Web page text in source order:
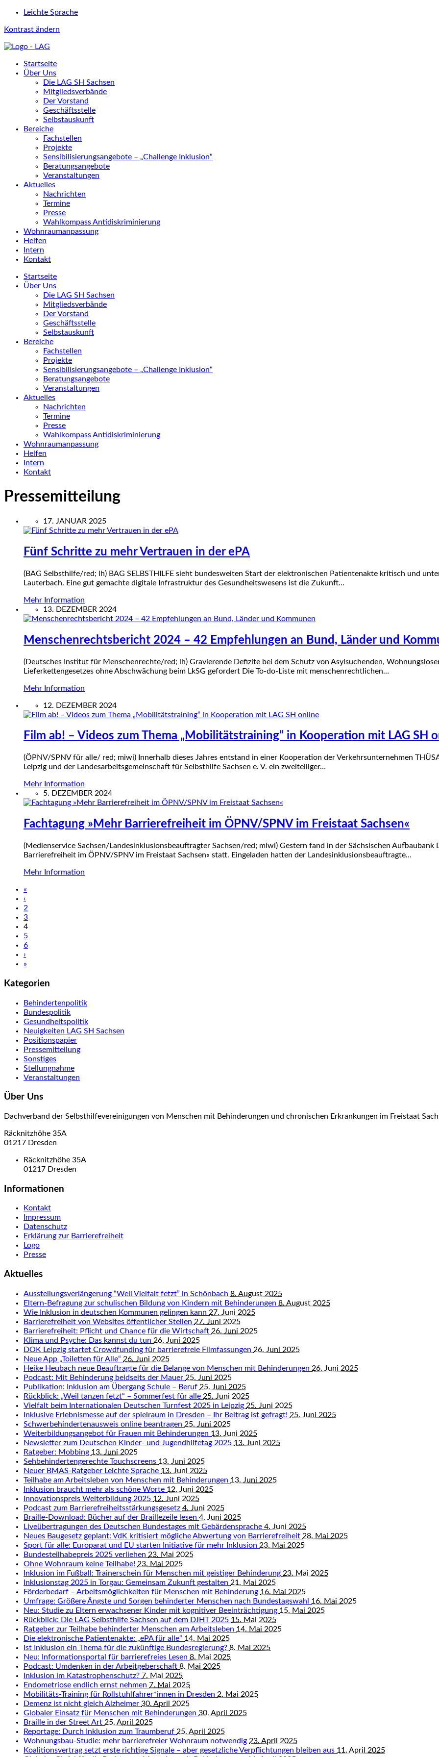
Leichte Sprache
Kontrast ändern
Startseite
Über Uns
Die LAG SH Sachsen
Mitgliedsverbände
Der Vorstand
Geschäftsstelle
Selbstauskunft
Bereiche
Fachstellen
Projekte
Sensibilisierungsangebote – „Challenge Inklusion“
Beratungsangebote
Veranstaltungen
Aktuelles
Nachrichten
Termine
Presse
Wahlkompass Antidiskriminierung
Wohnraumanpassung
Helfen
Intern
Kontakt
Startseite
Über Uns
Die LAG SH Sachsen
Mitgliedsverbände
Der Vorstand
Geschäftsstelle
Selbstauskunft
Bereiche
Fachstellen
Projekte
Sensibilisierungsangebote – „Challenge Inklusion“
Beratungsangebote
Veranstaltungen
Aktuelles
Nachrichten
Termine
Presse
Wahlkompass Antidiskriminierung
Wohnraumanpassung
Helfen
Intern
Kontakt
Pressemitteilung
17. JANUAR 2025
Fünf Schritte zu mehr Vertrauen in der ePA
(BAG Selbsthilfe/red; lh) BAG SELBSTHILFE sieht bundesweiten Start der elektronischen Patientenakte kritisch und
Lauterbach. Eine gut gemachte digitale Infrastruktur des Gesundheitswesens ist die Zukunft…
Mehr Information
13. DEZEMBER 2024
Menschenrechtsbericht 2024 – 42 Empfehlungen an Bund, Länder und
(Deutsches Institut für Menschenrechte/red; lh) Gravierende Defizite bei dem Schutz von Asylsuchenden,
Lieferkettengesetzes ohne Abschwächung beim LkSG gefordert Die To-do-Liste mit menschenrechtlichen…
Mehr Information
12. DEZEMBER 2024
Film ab! – Videos zum Thema „Mobilitätstraining“ in Kooperation mit LAG SH
(ÖPNV/SPNV für alle/ red; miwi) Innerhalb dieses Jahres entstand in einer Kooperation der Verkehrsunternehmen
Leipzig und der Landesarbeitsgemeinschaft für Selbsthilfe Sachsen e. V. ein zweiteiliger…
Mehr Information
5. DEZEMBER 2024
Fachtagung »Mehr Barrierefreiheit im ÖPNV/SPNV im Freistaat Sachsen«
(Medienservice Sachsen/Landesinklusionsbeauftragter Sachsen/red; miwi) Gestern fand in der Sächsischen Aufbaubank
Barrierefreiheit im ÖPNV/SPNV im Freistaat Sachsen« statt. Eingeladen hatten der Landesinklusionsbeauftragte…
Mehr Information
«
‹
2
3
4
5
6
›
»
Kategorien
Behindertenpolitik
Bundespolitik
Gesundheitspolitik
Neuigkeiten LAG SH Sachsen
Positionspapier
Pressemitteilung
Sonstiges
Stellungnahme
Veranstaltungen
Über Uns
Dachverband der Selbsthilfevereinigungen von Menschen mit Behinderungen und chronischen Erkrankungen im Freistaat
Räcknitzhöhe 35A
01217 Dresden
Räcknitzhöhe 35A
01217 Dresden
Informationen
Kontakt
Impressum
Datenschutz
Erklärung zur Barrierefreiheit
Logo
Presse
Aktuelles
Ausstellungsverlängerung “Weil Vielfalt fetzt” in Schönbach 8. August 2025
Eltern-Befragung zur schulischen Bildung von Kindern mit Behinderungen 8. August 2025
Wie Inklusion in deutschen Kommunen gelingen kann 27. Juni 2025
Barrierefreiheit von Websites öffentlicher Stellen 27. Juni 2025
Barrierefreiheit: Pflicht und Chance für die Wirtschaft 26. Juni 2025
Klima und Psyche: Das kannst du tun 26. Juni 2025
DOK Leipzig startet Crowdfunding für barrierefreie Filmfassungen 26. Juni 2025
Neue App „Toiletten für Alle“ 26. Juni 2025
Heike Heubach neue Beauftragte für die Belange von Menschen mit Behinderungen 26. Juni 2025
Podcast: Mit Behinderung beidseits der Mauer 25. Juni 2025
Publikation: Inklusion am Übergang Schule – Beruf 25. Juni 2025
Rückblick: „Weil tanzen fetzt“ – Sommerfest für alle 25. Juni 2025
Vielfalt beim Internationalen Deutschen Turnfest 2025 in Leipzig 25. Juni 2025
Inklusive Erlebnismesse auf der spielraum in Dresden – Ihr Beitrag ist gefragt! 25. Juni 2025
Schwerbehindertenausweis online beantragen 25. Juni 2025
Weiterbildungsangebot für Frauen mit Behinderungen 13. Juni 2025
Newsletter zum Deutschen Kinder- und Jugendhilfetag 2025 13. Juni 2025
Ratgeber: Mobbing 13. Juni 2025
Sehbehindertengerechte Touchscreens 13. Juni 2025
Neuer BMAS-Ratgeber Leichte Sprache 13. Juni 2025
Teilhabe am Arbeitsleben von Menschen mit Behinderungen 13. Juni 2025
Inklusion braucht mehr als schöne Worte 12. Juni 2025
Innovationspreis Weiterbildung 2025 12. Juni 2025
Podcast zum Barrierefreiheitsstärkungsgesetz 4. Juni 2025
Braille-Download: Bücher auf der Braillezeile lesen 4. Juni 2025
Liveübertragungen des Deutschen Bundestages mit Gebärdensprache 4. Juni 2025
Neues Baugesetz geplant: VdK kritisiert mögliche Abwertung von Barrierefreiheit 28. Mai 2025
Sport für alle: Europarat und EU starten Initiative für mehr Inklusion 23. Mai 2025
Bundesteilhabepreis 2025 verliehen 23. Mai 2025
Ohne Wohnraum keine Teilhabe! 23. Mai 2025
Inklusion im Fußball: Trainerschein für Menschen mit geistiger Behinderung 23. Mai 2025
Inklusionstag 2025 in Torgau: Gemeinsam Zukunft gestalten 21. Mai 2025
Förderbedarf – Arbeitsmöglichkeiten für Menschen mit Behinderung 16. Mai 2025
Umfrage: Größere Ängste und Sorgen behinderter Menschen nach Bundestagswahl 16. Mai 2025
Neu: Studie zu Eltern erwachsener Kinder mit kognitiver Beeinträchtigung 15. Mai 2025
Rückblick: Die LAG Selbsthilfe Sachsen auf dem DJHT 2025 15. Mai 2025
Ratgeber zur Teilhabe behinderter Menschen am Arbeitsleben 14. Mai 2025
Die elektronische Patientenakte: „ePA für alle“ 14. Mai 2025
Ist Inklusion ein Thema für die zukünftige Bundesregierung? 8. Mai 2025
Neu: Informationsportal für barrierefreies Lesen 8. Mai 2025
Podcast: Umdenken in der Arbeitgeberschaft 8. Mai 2025
Inklusion im Katastrophenschutz? 7. Mai 2025
Endometriose endlich ernst nehmen 7. Mai 2025
Mobilitäts-Training für Rollstuhlfahrer*innen in Dresden 2. Mai 2025
Demenz ist nicht gleich Alzheimer 30. April 2025
Globaler Einsatz für Menschen mit Behinderungen 30. April 2025
Braille in der Street Art 25. April 2025
Reportage: Durch Inklusion zum Traumberuf 25. April 2025
Wohnungsbau-Studie: mehr barrierefreier Wohnraum notwendig 23. April 2025
Koalitionsvertrag setzt erste richtige Signale – aber gesetzliche Verpflichtungen bleiben aus 11. April 2025